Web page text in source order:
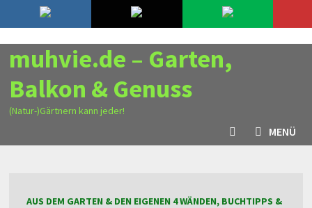
zum
Inhalt
6. August 2026
muhvie.de – Garten,
Balkon & Genuss
(Natur-)Gärtnern kann jeder!
MENÜ
AUS DEM GARTEN & DEN EIGENEN 4 WÄNDEN, BUCHTIPPS &